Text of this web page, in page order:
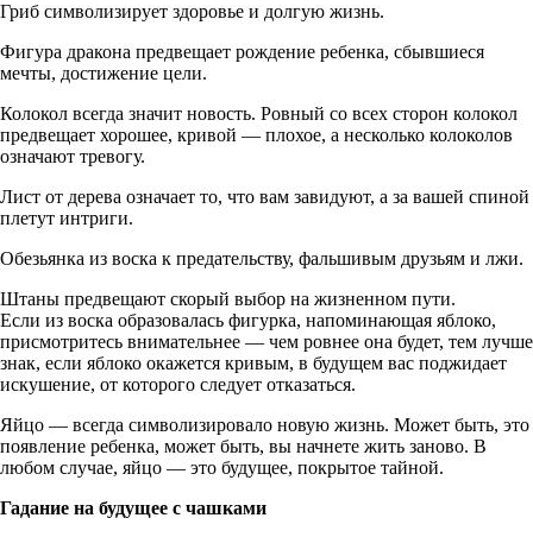
Гриб символизирует здоровье и долгую жизнь.
Фигура дракона предвещает рождение ребенка, сбывшиеся
мечты, достижение цели.
Колокол всегда значит новость. Ровный со всех сторон колокол
предвещает хорошее, кривой — плохое, а несколько колоколов
означают тревогу.
Лист от дерева означает то, что вам завидуют, а за вашей спиной
плетут интриги.
Обезьянка из воска к предательству, фальшивым друзьям и лжи.
Штаны предвещают скорый выбор на жизненном пути.
Если из воска образовалась фигурка, напоминающая яблоко,
присмотритесь внимательнее — чем ровнее она будет, тем лучше
знак, если яблоко окажется кривым, в будущем вас поджидает
искушение, от которого следует отказаться.
Яйцо — всегда символизировало новую жизнь. Может быть, это
появление ребенка, может быть, вы начнете жить заново. В
любом случае, яйцо — это будущее, покрытое тайной.
Гадание на будущее с чашками